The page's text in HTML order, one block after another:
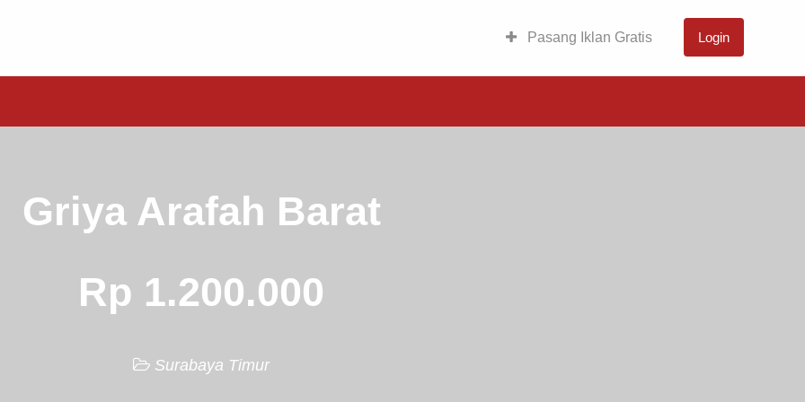
Pasang Iklan Gratis Login
Griya Arafah Barat
Rp 1.200.000
Surabaya Timur